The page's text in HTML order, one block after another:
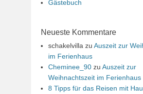
Gästebuch
Neueste Kommentare
schakelvilla zu Auszeit zur
im Ferienhaus
Cheminee_90 zu Auszeit zur
Weihnachtszeit im Ferienhaus
8 Tipps für das Reisen mit